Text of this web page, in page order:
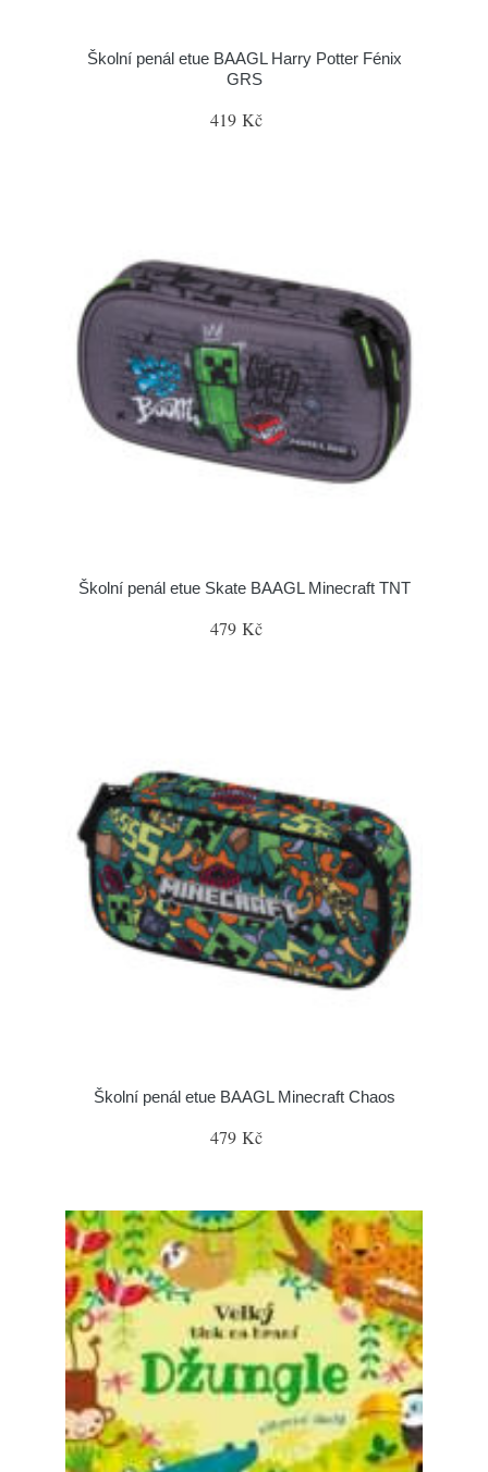
Školní penál etue BAAGL Harry Potter Fénix
GRS
419 Kč
Školní penál etue Skate BAAGL Minecraft TNT
479 Kč
Školní penál etue BAAGL Minecraft Chaos
479 Kč